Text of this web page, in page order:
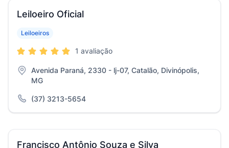
Leiloeiro Oficial
Leiloeiros
1 avaliação
Avenida Paraná, 2330 - lj-07, Catalão, Divinópolis,
MG
(37) 3213-5654
Francisco Antônio Souza e Silva